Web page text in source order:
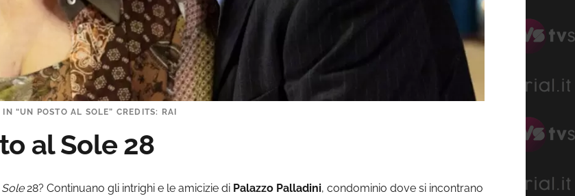
“UN POSTO AL SOLE” CREDITS: RAI
al Sole 28
28? Continuano gli intrighi e le amicizie di Palazzo Palladini, condominio dove si incontrano